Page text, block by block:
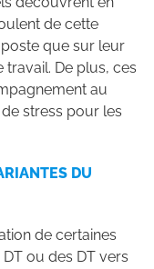
de cette
que sur leur
De plus, ces
au
stress pour les
DU
de certaines
ou des DT vers